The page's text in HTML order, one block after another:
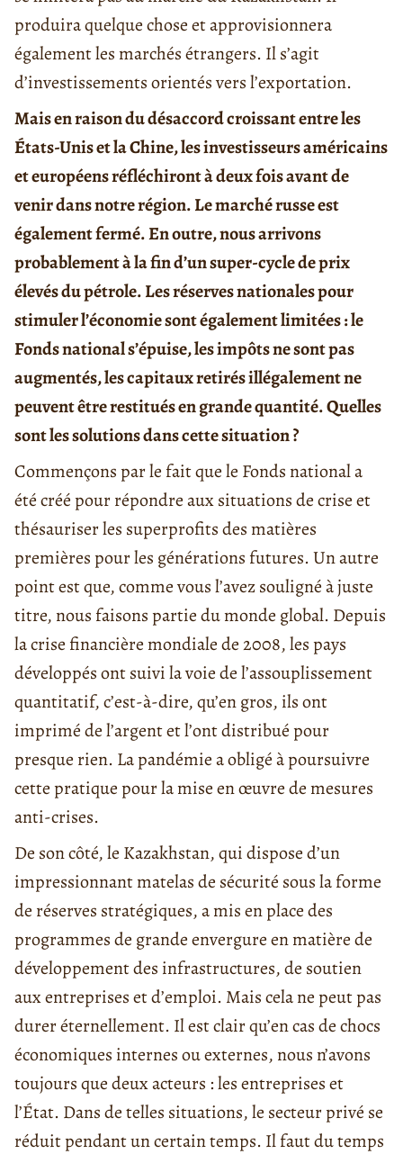
produira quelque chose et approvisionnera
également les marchés étrangers. Il s’agit
d’investissements orientés vers l’exportation.
Mais en raison du désaccord croissant entre les
États-Unis et la Chine, les investisseurs américains
et européens réfléchiront à deux fois avant de
venir dans notre région. Le marché russe est
également fermé. En outre, nous arrivons
probablement à la fin d’un super-cycle de prix
élevés du pétrole. Les réserves nationales pour
stimuler l’économie sont également limitées : le
Fonds national s’épuise, les impôts ne sont pas
augmentés, les capitaux retirés illégalement ne
peuvent être restitués en grande quantité. Quelles
sont les solutions dans cette situation ?
Commençons par le fait que le Fonds national a
été créé pour répondre aux situations de crise et
thésauriser les superprofits des matières
premières pour les générations futures. Un autre
point est que, comme vous l’avez souligné à juste
titre, nous faisons partie du monde global. Depuis
la crise financière mondiale de 2008, les pays
développés ont suivi la voie de l’assouplissement
quantitatif, c’est-à-dire, qu’en gros, ils ont
imprimé de l’argent et l’ont distribué pour
presque rien. La pandémie a obligé à poursuivre
cette pratique pour la mise en œuvre de mesures
anti-crises.
De son côté, le Kazakhstan, qui dispose d’un
impressionnant matelas de sécurité sous la forme
de réserves stratégiques, a mis en place des
programmes de grande envergure en matière de
développement des infrastructures, de soutien
aux entreprises et d’emploi. Mais cela ne peut pas
durer éternellement. Il est clair qu’en cas de chocs
économiques internes ou externes, nous n’avons
toujours que deux acteurs : les entreprises et
l’État. Dans de telles situations, le secteur privé se
réduit pendant un certain temps. Il faut du temps